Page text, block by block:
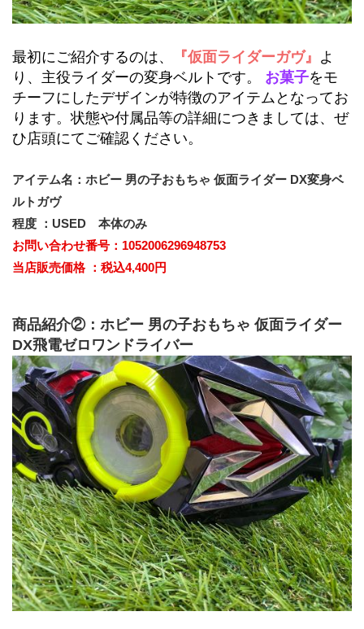
最初にご紹介するのは、 『仮面ライダーガヴ』 よ
り、主役ライダーの変身ベルトです。 お菓子をモ
チーフにしたデザインが特徴のアイテムとなってお
ります。状態や付属品等の詳細につきましては、ぜ
ひ店頭にてご確認ください。
アイテム名： ホビー 男の子おもちゃ 仮面ライダー DX変身ベ
ルトガヴ
程度 ：USED　本体のみ
お問い合わせ番号： 1052006296948753
当店販売価格 ：税込4,400円
商品紹介②：ホビー 男の子おもちゃ 仮面ライダー
DX飛電ゼロワンドライバー